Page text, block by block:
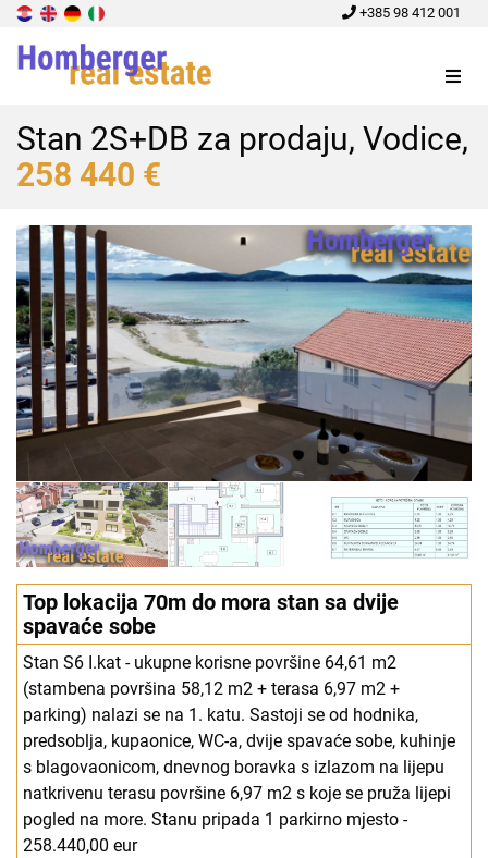
+385 98 412 001
Menu
Stan 2S+DB za prodaju, Vodice,
258 440 €
Top lokacija 70m do mora stan sa dvije
spavaće sobe
Stan S6 I.kat - ukupne korisne površine 64,61 m2
(stambena površina 58,12 m2 + terasa 6,97 m2 +
parking) nalazi se na 1. katu. Sastoji se od hodnika,
predsoblja, kupaonice, WC-a, dvije spavaće sobe, kuhinje
s blagovaonicom, dnevnog boravka s izlazom na lijepu
natkrivenu terasu površine 6,97 m2 s koje se pruža lijepi
pogled na more. Stanu pripada 1 parkirno mjesto -
258.440,00 eur